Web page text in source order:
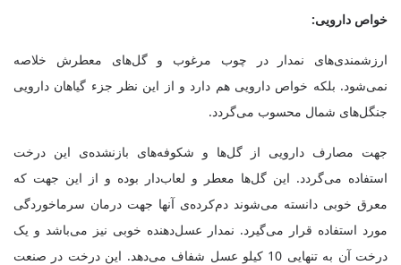
خواص دارویی:
ارزشمندی‌های نمدار در چوب مرغوب و گل‌های معطرش خلاصه
نمی‌شود. بلکه خواص دارویی هم دارد و از این نظر جزء گیاهان دارویی
جنگل‌های شمال محسوب می‌گردد.
جهت مصارف دارویی از گل‌ها و شکوفه‌های بازنشده‌ی این درخت
استفاده می‌گردد. این گل‌ها معطر و لعاب‌دار بوده و از این جهت که
معرق خوبی دانسته می‌شوند دم‌کرده‌ی آنها جهت درمان سرماخوردگی
مورد استفاده قرار می‌گیرد. نمدار عسل‌دهنده خوبی نیز می‌باشد و یک
درخت آن به تنهایی 10 کیلو عسل شفاف می‌دهد. این درخت در صنعت